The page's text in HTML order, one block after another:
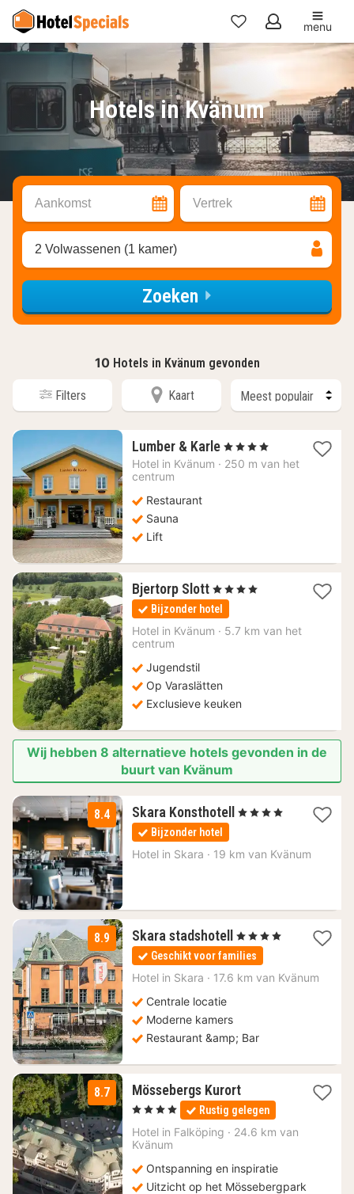
Mijn
favorieten
menu
Hotels in Kvänum
Aankomst Vertrek
2 Volwassenen (1 kamer)
Zoeken
10 Hotels in Kvänum gevonden
Filters Kaart
Lumber & Karle 1
nacht
, 4 Sterren
Hotel in Kvänum · 250 m van het
centrum
Restaurant
Sauna
Lift
Bjertorp Slott 1
nacht
vanaf
172,75
, 4 Sterren
Bijzonder hotel
Hotel in Kvänum · 5.7 km van het
centrum
Jugendstil
Op Varaslätten
Exclusieve keuken
Wij hebben 8 alternatieve hotels gevonden in de
buurt van Kvänum
8.4 Skara Konsthotell 2
104,84
, 4 Sterren
Bijzonder hotel
Hotel in Skara · 19 km van Kvänum
8.9 Skara stadshotell 2
nachten
vanaf
104,84
, 4 Sterren
Geschikt voor families
Hotel in Skara · 17.6 km van Kvänum
Centrale locatie
Moderne kamers
Restaurant &amp; Bar
8.7 Mössebergs Kurort3
nachten
vanaf
117,90
, 4 Sterren Rustig gelegen
Hotel in Falköping · 24.6 km van
Kvänum
Ontspanning en inspiratie
Uitzicht op het Mössebergpark